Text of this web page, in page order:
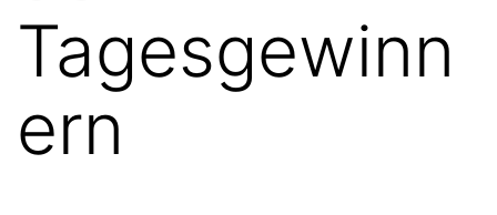
Tagesgewinn
ern